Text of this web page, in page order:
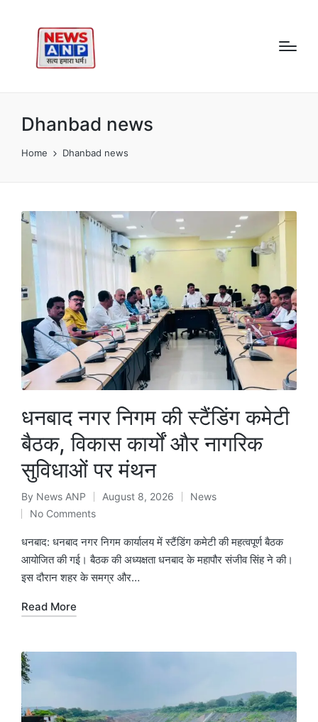
Dhanbad news
Home Dhanbad news
धनबाद नगर निगम की स्टैंडिंग कमेटी
बैठक, विकास कार्यों और नागरिक
सुविधाओं पर मंथन
Posted
by
By News ANP August 8, 2026
Posted
News
No Comments
धनबाद: धनबाद नगर निगम कार्यालय में स्टैंडिंग कमेटी की महत्वपूर्ण बैठक
आयोजित की गई। बैठक की अध्यक्षता धनबाद के महापौर संजीव सिंह ने की।
इस दौरान शहर के समग्र और…
Read More